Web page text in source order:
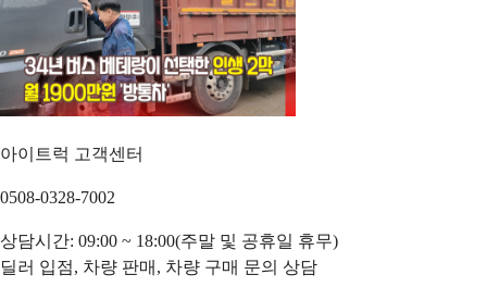
아이트럭 고객센터
0508-0328-7002
상담시간: 09:00 ~ 18:00(주말 및 공휴일 휴무)
딜러 입점, 차량 판매, 차량 구매 문의 상담